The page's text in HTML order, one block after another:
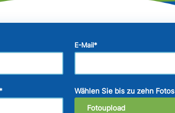
E-Mail*
Wählen Sie bis zu zehn Fotos
Fotoupload